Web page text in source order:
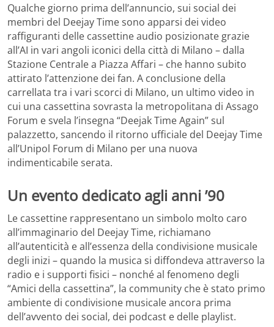
Qualche giorno prima dell’annuncio, sui social dei
membri del Deejay Time sono apparsi dei video
raffiguranti delle cassettine audio posizionate grazie
all’AI in vari angoli iconici della città di Milano – dalla
Stazione Centrale a Piazza Affari – che hanno subito
attirato l’attenzione dei fan. A conclusione della
carrellata tra i vari scorci di Milano, un ultimo video in
cui una cassettina sovrasta la metropolitana di Assago
Forum e svela l’insegna “Deejak Time Again” sul
palazzetto, sancendo il ritorno ufficiale del Deejay Time
all’Unipol Forum di Milano per una nuova
indimenticabile serata.
Un evento dedicato agli anni ’90
Le cassettine rappresentano un simbolo molto caro
all’immaginario del Deejay Time, richiamano
all’autenticità e all’essenza della condivisione musicale
degli inizi – quando la musica si diffondeva attraverso la
radio e i supporti fisici – nonché al fenomeno degli
“Amici della cassettina”, la community che è stato primo
ambiente di condivisione musicale ancora prima
dell’avvento dei social, dei podcast e delle playlist.